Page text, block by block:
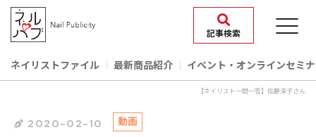
記事検索
ネイリストファイル 最新商品紹介 イベント‧オンラインセミ
【ネイリスト一問一答】佐藤淳子さん
2020-02-10 動画